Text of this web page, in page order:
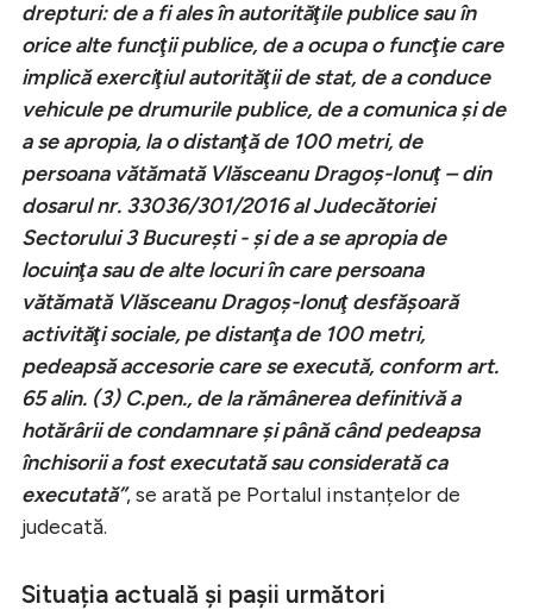
drepturi: de a fi ales în autorităţile publice sau în
orice alte funcţii publice, de a ocupa o funcţie care
implică exerciţiul autorităţii de stat, de a conduce
vehicule pe drumurile publice, de a comunica şi de
a se apropia, la o distanţă de 100 metri, de
persoana vătămată Vlăsceanu Dragoş-Ionuţ – din
dosarul nr. 33036/301/2016 al Judecătoriei
Sectorului 3 București - şi de a se apropia de
locuinţa sau de alte locuri în care persoana
vătămată Vlăsceanu Dragoş-Ionuţ desfăşoară
activităţi sociale, pe distanţa de 100 metri,
pedeapsă accesorie care se execută, conform art.
65 alin. (3) C.pen., de la rămânerea definitivă a
hotărârii de condamnare şi până când pedeapsa
închisorii a fost executată sau considerată ca
executată”, se arată pe Portalul instanțelor de
judecată.
Situația actuală și pașii următori